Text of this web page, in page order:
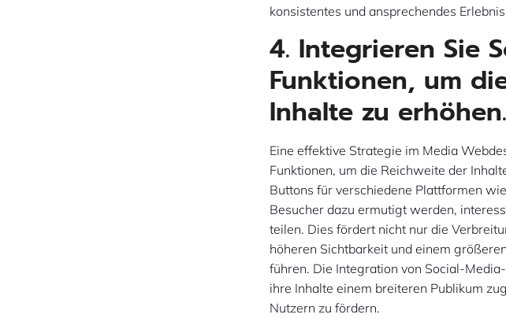
konsistentes und ansprechendes
4. Integrieren Sie
Funktionen, um
Inhalte zu erhöhen.
Eine effektive Strategie im Media
Funktionen, um die Reichweite der
Buttons für verschiedene Plattformen
Besucher dazu ermutigt werden,
teilen. Dies fördert nicht nur die
höheren Sichtbarkeit und einem
führen. Die Integration von Social-
ihre Inhalte einem breiteren Publikum
Nutzern zu fördern.